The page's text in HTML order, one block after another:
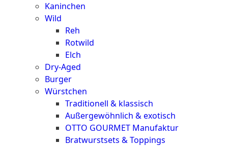
Kaninchen
Wild
Reh
Rotwild
Elch
Dry-Aged
Burger
Würstchen
Traditionell & klassisch
Außergewöhnlich & exotisch
OTTO GOURMET Manufaktur
Bratwurstsets & Toppings